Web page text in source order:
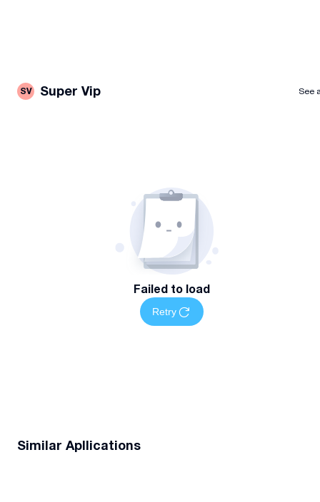
SV Super Vip See
Failed to load
Retry
Similar Apllications